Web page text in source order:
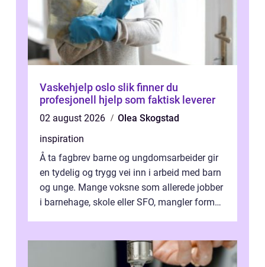
Vaskehjelp oslo slik finner du
profesjonell hjelp som faktisk leverer
02 august 2026
Olea Skogstad
inspiration
Å ta fagbrev barne og ungdomsarbeider gir
en tydelig og trygg vei inn i arbeid med barn
og unge. Mange voksne som allerede jobber
i barnehage, skole eller SFO, mangler formell